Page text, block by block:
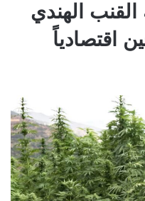
الهندي
اقتصادياً